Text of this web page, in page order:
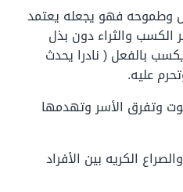
وطموحه فهو يجعله يعتمد
والثراء دون بذل
بالفعل ( نادرا يحدث
عليه.
وتفرق الأسر وتهدمها
الكريه بين الأفراد